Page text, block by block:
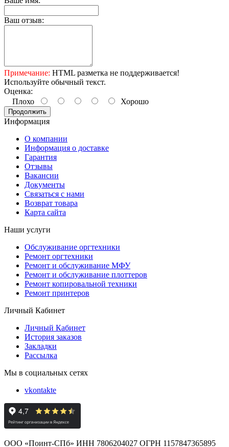
Ваш отзыв:
Примечание: HTML разметка не поддерживается!
Используйте обычный текст.
Оценка:
Плохо
Хорошо
Продолжить
Информация
О компании
Информация о доставке
Гарантия
Отзывы
Вакансии
Документы
Связаться с нами
Возврат товара
Карта сайта
Наши услуги
Обслуживание оргтехники
Ремонт оргтехники
Ремонт и обслуживание МФУ
Ремонт и обслуживание плоттеров
Ремонт копировальной техники
Ремонт принтеров
Личный Кабинет
Личный Кабинет
История заказов
Закладки
Рассылка
Мы в социальных сетях
vkontakte
ООО «Поинт-СПб» ИНН 7806204027 ОГРН 1157847365895